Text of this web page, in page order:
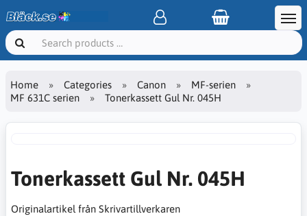
Home Categories Canon
MF-serien
MF 631C serien
Tonerkassett Gul Nr. 045H
Tonerkassett Gul Nr. 045H
Originalartikel från Skrivartillverkaren